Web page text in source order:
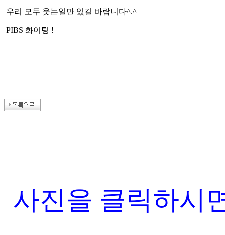
우리 모두 웃는일만 있길 바랍니다^.^
PIBS 화이팅 !
사진을 클릭하시